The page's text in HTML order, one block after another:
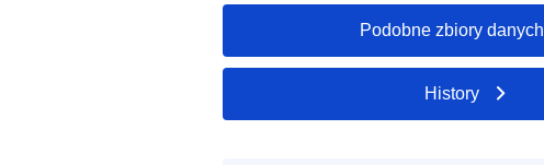
Podobne zbiory danych
History